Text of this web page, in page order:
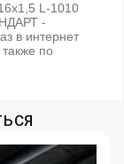
L-1010
-
в интернет
по